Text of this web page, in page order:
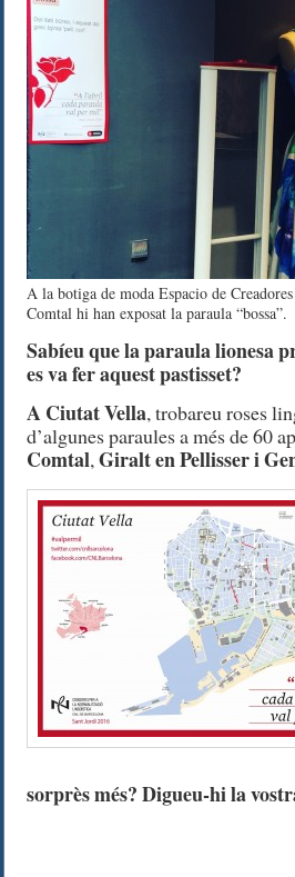
A la botiga de moda Espacio de
Comtal hi han exposat la paraula “bossa”.
Sabíeu que la paraula lionesa
es va fer aquest pastisset?
A Ciutat Vella, trobareu roses
d’algunes paraules a més de 60
Comtal,Giralt en Pellisser i
sorprès més? Digueu-hi la